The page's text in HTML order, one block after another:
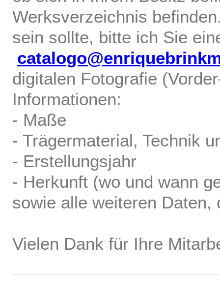
Werksverzeichnis
sein sollte, bitte ich Sie
digitalen Fotografie
Informationen:
- Maße
- Trägermaterial, Technik
- Erstellungsjahr
- Herkunft (wo und wann
sowie alle weiteren
Vielen Dank für Ihre